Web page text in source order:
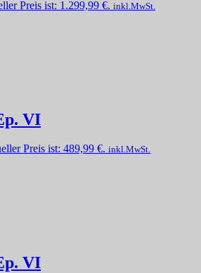
Preis ist: 1.299,99 €. inkl.MwSt.
VI
Preis ist: 489,99 €. inkl.MwSt.
VI